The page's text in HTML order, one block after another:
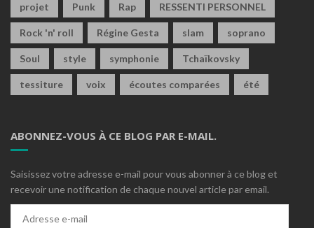
projet Punk Rap RESSENTI PERSONNEL
Rock 'n' roll Régine Gesta slam soprano
Soul style symphonie Tchaïkovsky
tessiture voix écoutes comparées été
ABONNEZ-VOUS À CE BLOG PAR E-MAIL.
Saisissez votre adresse e-mail pour vous abonner à ce blog et
recevoir une notification de chaque nouvel article par email.